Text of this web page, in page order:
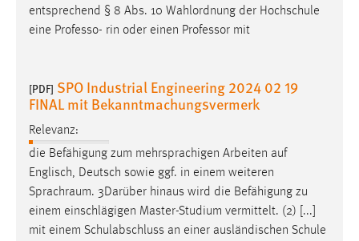
entsprechend § 8 Abs. 10 Wahlordnung der Hochschule
eine Professo- rin oder einen Professor mit
[PDF] SPO Industrial Engineering 2024 02 19
FINAL mit Bekanntmachungsvermerk
Relevanz:
die Befähigung zum mehrsprachigen Arbeiten auf
Englisch, Deutsch sowie ggf. in einem weiteren
Sprachraum. 3Darüber hinaus wird die Befähigung zu
einem einschlägigen Master-Studium vermittelt. (2) [...]
mit einem Schulabschluss an einer ausländischen Schule